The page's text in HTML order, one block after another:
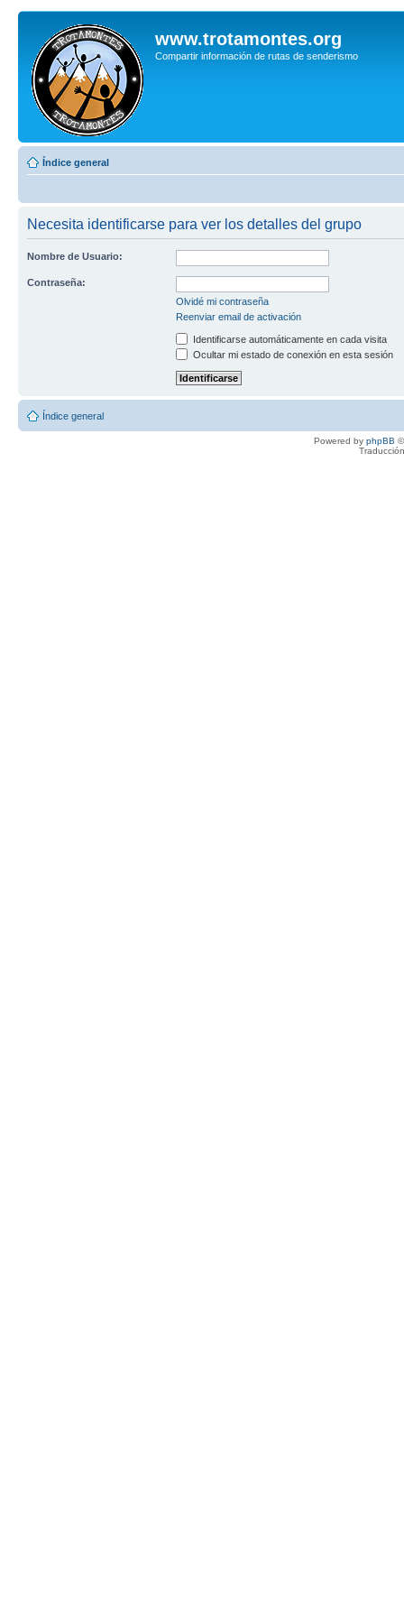
www.trotamontes.org
Compartir información de rutas de senderismo
Índice general
Necesita identificarse para ver los detalles del grupo
Nombre de Usuario:
Contraseña:
Olvidé mi contraseña
Reenviar email de activación
Identificarse automáticamente en cada visita
Ocultar mi estado de conexión en esta sesión
Índice general
Powered by phpBB